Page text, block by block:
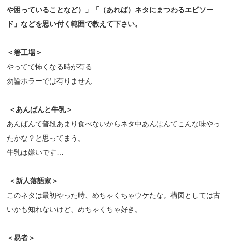
や困っていることなど）」「（あれば）ネタにまつわるエピソー
ド」などを思い付く範囲で教えて下さい。
＜箸工場＞
やってて怖くなる時が有る
勿論ホラーでは有りません
＜あんぱんと牛乳＞
あんぱんて普段あまり食べないからネタ中あんぱんてこんな味やっ
たかな？と思ってまう。
牛乳は嫌いです…
＜新人落語家＞
このネタは最初やった時、めちゃくちゃウケたな。構図としては古
いかも知れないけど、めちゃくちゃ好き。
＜易者＞